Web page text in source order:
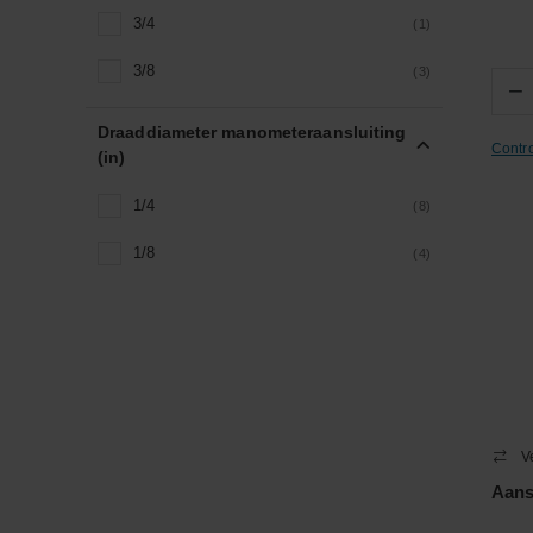
3/4 (1)
3/8 (3)
Draaddiameter manometeraansluiting
(in)
1/4 (8)
1/8 (4)
−